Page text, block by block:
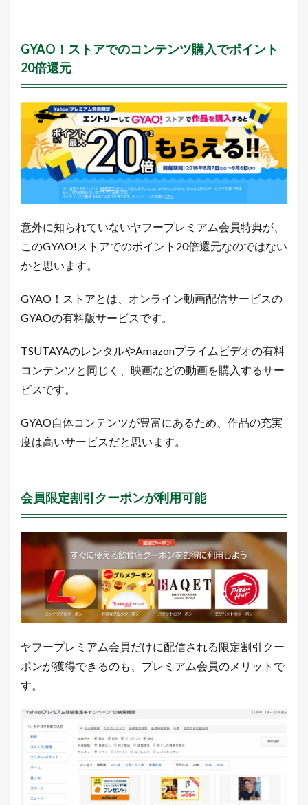
GYAO！ストアでのコンテンツ購入でポイント
20倍還元
意外に知られていないヤフープレミアム会員特典が、
このGYAO!ストアでのポイント20倍還元なのではない
かと思います。
GYAO！ストアとは、オンライン動画配信サービスの
GYAOの有料版サービスです。
TSUTAYAのレンタルやAmazonプライムビデオの有料
コンテンツと同じく、映画などの動画を購入するサー
ビスです。
GYAO自体コンテンツが豊富にあるため、作品の充実
度は高いサービスだと思います。
会員限定割引クーポンが利用可能
ヤフープレミアム会員だけに配信される限定割引クー
ポンが獲得できるのも、プレミアム会員のメリットで
す。